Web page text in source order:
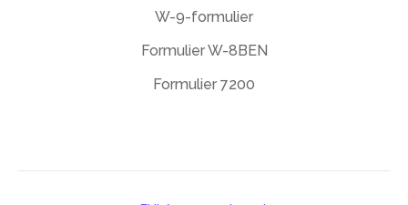
W-9-formulier
Formulier W-8BEN
Formulier 7200